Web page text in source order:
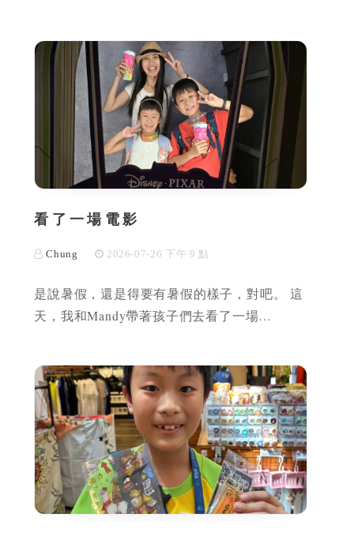
看了一場電影
Chung 2026-07-26 下午 9 點
是說暑假，還是得要有暑假的樣子，對吧。 這
天，我和Mandy帶著孩子們去看了一場…